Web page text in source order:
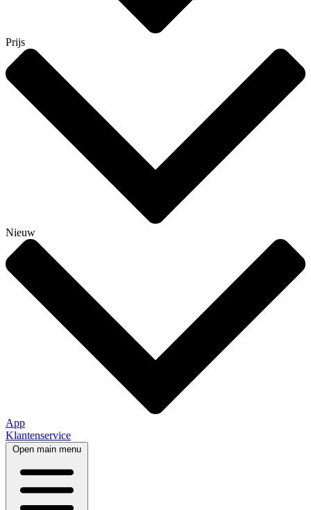
Prijs
Nieuw
App
Klantenservice
Open main menu